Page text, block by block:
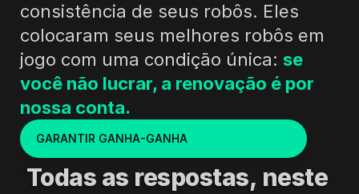
consistência de seus robôs. Eles
colocaram seus melhores robôs em
jogo com uma condição única: se
você não lucrar, a renovação é por
nossa conta.
GARANTIR GANHA-GANHA
Todas as respostas, neste